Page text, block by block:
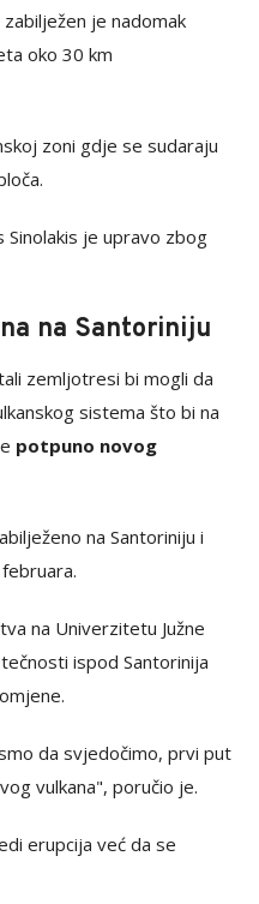
je nadomak
oko 30 km
zoni gdje se sudaraju
je upravo zbog
na Santoriniju
zemljotresi bi mogli da
sistema što bi na
potpuno novog
na Santoriniju i
na Univerzitetu Južne
ispod Santorinija
da svjedočimo, prvi put
vulkana", poručio je.
erupcija već da se